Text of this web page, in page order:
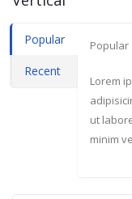
Popular
Recent
Popular
Lorem
ut
minim